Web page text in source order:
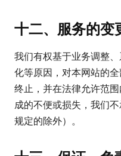
十二、服务的变
我们有权基于业务调整
化等原因，对本网站的
终止，并在法律允许范
成的不便或损失，我们
规定的除外）。